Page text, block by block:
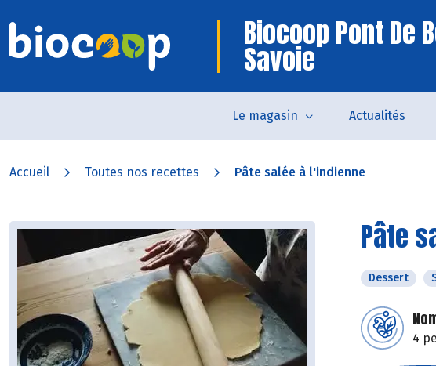
Biocoop Pont De
Savoie
Le magasin Actualités
Accueil Toutes nos recettes Pâte salée à l'indienne
Pâte
Dessert
4